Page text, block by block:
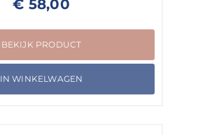
€ 58,00
BEKIJK PRODUCT
IN WINKELWAGEN